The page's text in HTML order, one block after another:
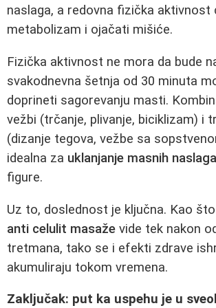
naslaga, a redovna fizička aktivnost
metabolizam i ojačati mišiće.
Fizička aktivnost ne mora da bude
svakodnevna šetnja od 30 minuta
doprineti sagorevanju masti.
vežbi (trčanje, plivanje, biciklizam) i
(dizanje tegova, vežbe sa
idealna za uklanjanje masnih naslaga
figure.
Uz to, doslednost je ključna. Kao
anti celulit masaže vide tek nakon
tretmana, tako se i efekti zdrave
akumuliraju tokom vremena.
Zaključak: put ka uspehu je u